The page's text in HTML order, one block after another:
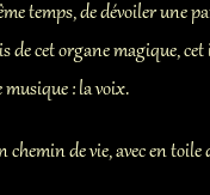
temps, de dévoiler une
de cet organe magique,
: la voix.
de vie, avec en toile